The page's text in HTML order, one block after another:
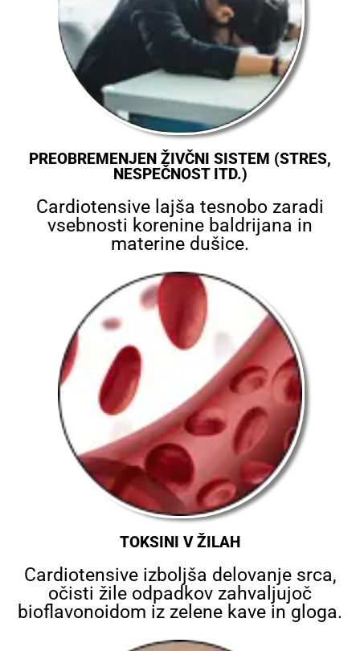
PREOBREMENJEN ŽIVČNI SISTEM (STRES,
NESPEČNOST ITD.)
Cardiotensive lajša tesnobo zaradi
vsebnosti korenine baldrijana in
materine dušice.
TOKSINI V ŽILAH
Cardiotensive izboljša delovanje srca,
očisti žile odpadkov zahvaljujoč
bioflavonoidom iz zelene kave in gloga.